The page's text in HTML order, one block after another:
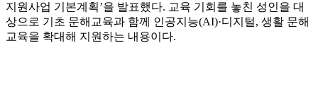
지원사업 기본계획’을 발표했다. 교육 기회를 놓친 성인을 대
상으로 기초 문해교육과 함께 인공지능(AI)·디지털, 생활 문해
교육을 확대해 지원하는 내용이다.